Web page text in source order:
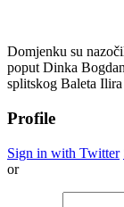
Domjenku su
poput Dinka
splitskog Baleta
Profile
Sign in with Twitter
or